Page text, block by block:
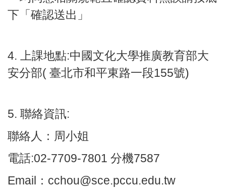
下「確認送出」
4. 上課地點:中國文化大學推廣教育部大
安分部( 臺北市和平東路一段155號)
5. 聯絡資訊:
聯絡人：周小姐
電話:02-7709-7801 分機7587
Email：cchou@sce.pccu.edu.tw